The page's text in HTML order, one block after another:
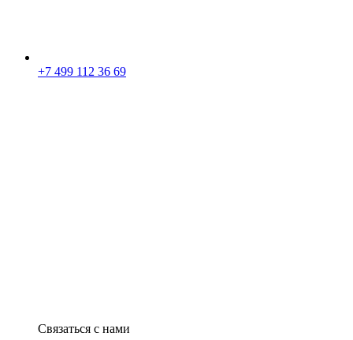
+7 499 112 36 69
Связаться с нами